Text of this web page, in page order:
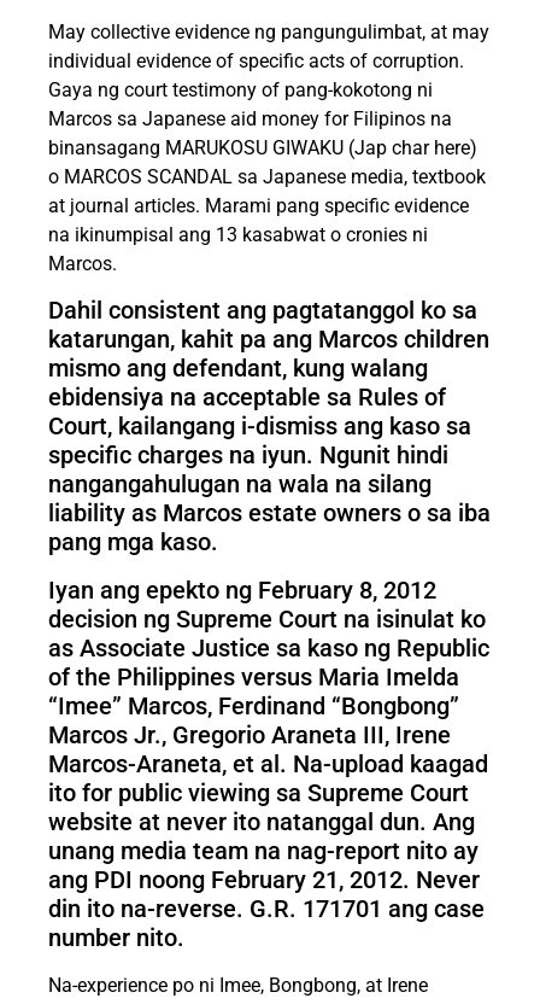
May collective evidence ng pangungulimbat, at may
individual evidence of specific acts of corruption.
Gaya ng court testimony of pang-kokotong ni
Marcos sa Japanese aid money for Filipinos na
binansagang MARUKOSU GIWAKU (Jap char here)
o MARCOS SCANDAL sa Japanese media, textbook
at journal articles. Marami pang specific evidence
na ikinumpisal ang 13 kasabwat o cronies ni
Marcos.
Dahil consistent ang pagtatanggol ko sa
katarungan, kahit pa ang Marcos children
mismo ang defendant, kung walang
ebidensiya na acceptable sa Rules of
Court, kailangang i-dismiss ang kaso sa
specific charges na iyun. Ngunit hindi
nangangahulugan na wala na silang
liability as Marcos estate owners o sa iba
pang mga kaso.
Iyan ang epekto ng February 8, 2012
decision ng Supreme Court na isinulat ko
as Associate Justice sa kaso ng Republic
of the Philippines versus Maria Imelda
“Imee” Marcos, Ferdinand “Bongbong”
Marcos Jr., Gregorio Araneta III, Irene
Marcos-Araneta, et al. Na-upload kaagad
ito for public viewing sa Supreme Court
website at never ito natanggal dun. Ang
unang media team na nag-report nito ay
ang PDI noong February 21, 2012. Never
din ito na-reverse. G.R. 171701 ang case
number nito.
Na-experience po ni Imee, Bongbong, at Irene